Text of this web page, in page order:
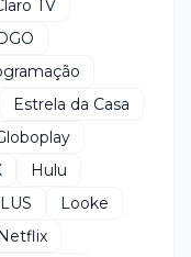
TV
Estrela da Casa
Hulu
Looke
Netflix